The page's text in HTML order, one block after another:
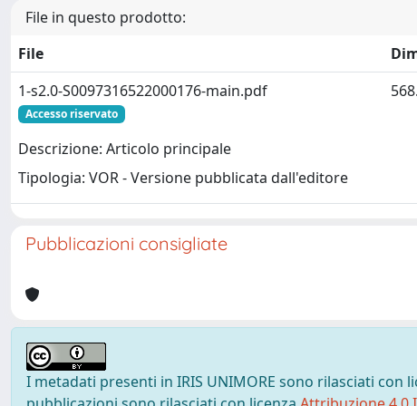
File in questo prodotto:
File
1-s2.0-S0097316522000176-main.pdf
Accesso riservato
Descrizione: Articolo principale
Tipologia: VOR - Versione pubblicata dall'editore
Pubblicazioni consigliate
I metadati presenti in IRIS UNIMORE sono rilasciati con